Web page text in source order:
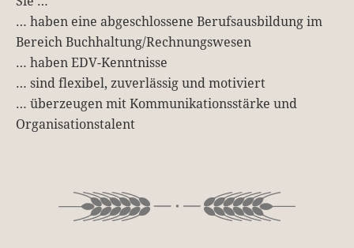
… haben eine abgeschlossene Berufsausbildung im
Bereich Buchhaltung/Rechnungswesen
… haben EDV-Kenntnisse
… sind flexibel, zuverlässig und motiviert
… überzeugen mit Kommunikationsstärke und
Organisationstalent